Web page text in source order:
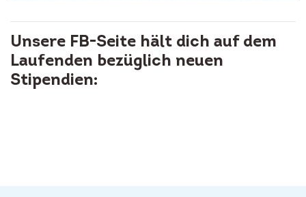
Unsere FB-Seite hält dich auf dem
Laufenden bezüglich neuen
Stipendien: